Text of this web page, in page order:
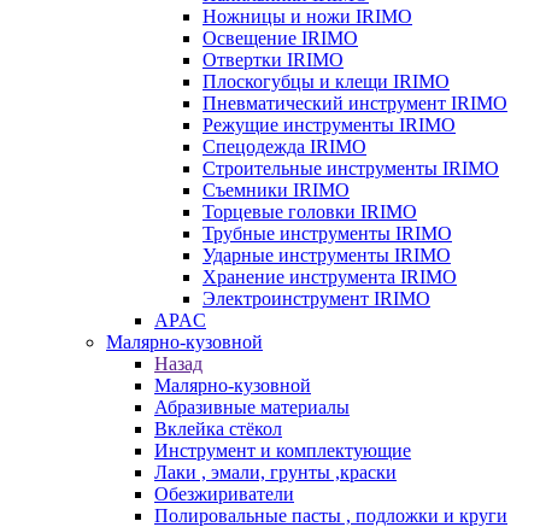
Ножницы и ножи IRIMO
Освещение IRIMO
Отвертки IRIMO
Плоскогубцы и клещи IRIMO
Пневматический инструмент IRIMO
Режущие инструменты IRIMO
Спецодежда IRIMO
Строительные инструменты IRIMO
Съемники IRIMO
Торцевые головки IRIMO
Трубные инструменты IRIMO
Ударные инструменты IRIMO
Хранение инструмента IRIMO
Электроинструмент IRIMO
APAC
Малярно-кузовной
Назад
Малярно-кузовной
Абразивные материалы
Вклейка стёкол
Инструмент и комплектующие
Лаки , эмали, грунты ,краски
Обезжириватели
Полировальные пасты , подложки и круги